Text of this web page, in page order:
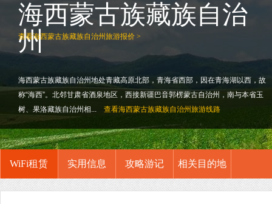
查看海西蒙古族藏族自治州旅游报价 >
海西蒙古族藏族自治
州
海西蒙古族藏族自治州地处青藏高原北部，青海省西部，因在青海湖以西，故
称“海西”。北邻甘肃省酒泉地区，西接新疆巴音郭楞蒙古自治州，南与本省玉
树、果洛藏族自治州相...
查看海西蒙古族藏族自治州旅游线路
WiFi租赁 实用信息 攻略游记 相关目的地